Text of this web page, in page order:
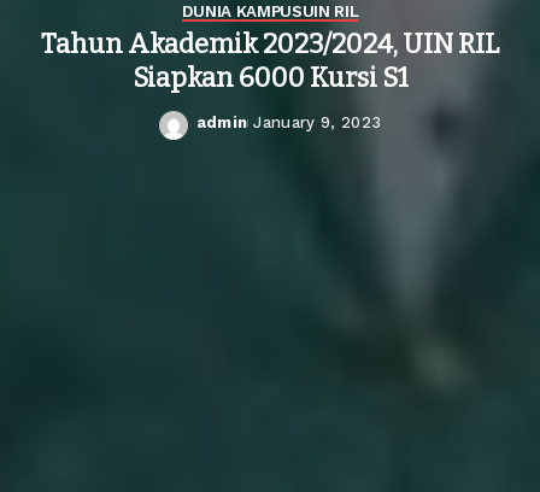
DUNIA KAMPUSUIN RIL
Tahun Akademik 2023/2024, UIN RIL
Siapkan 6000 Kursi S1
Posted
admin January 9, 2023